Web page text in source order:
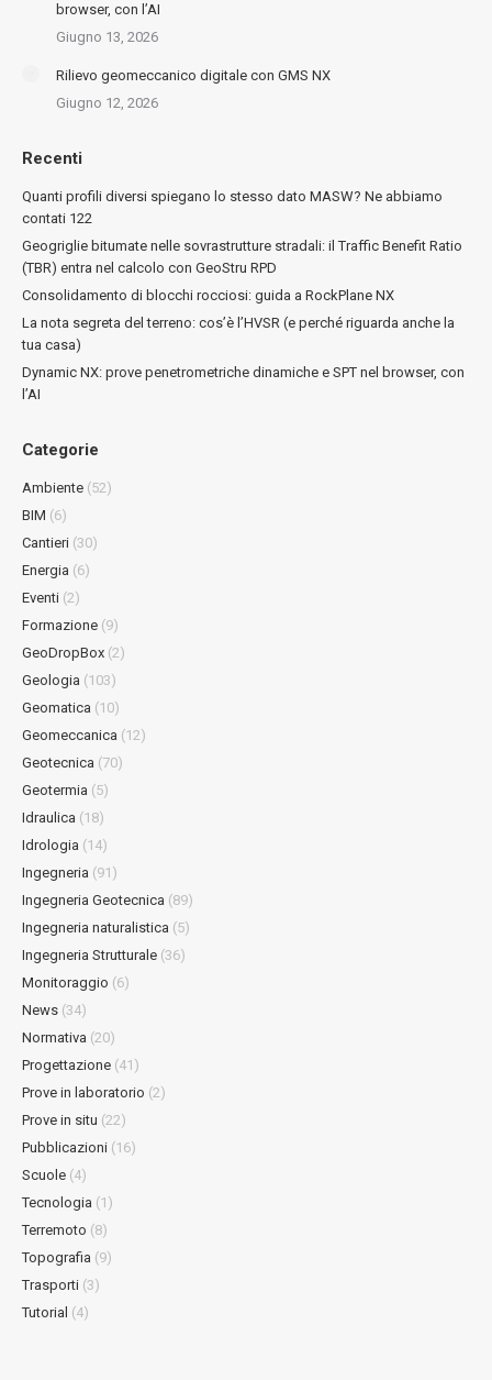
browser, con l’AI
Giugno 13, 2026
Rilievo geomeccanico digitale con GMS NX
Giugno 12, 2026
Recenti
Quanti profili diversi spiegano lo stesso dato MASW? Ne abbiamo
contati 122
Geogriglie bitumate nelle sovrastrutture stradali: il Traffic Benefit Ratio
(TBR) entra nel calcolo con GeoStru RPD
Consolidamento di blocchi rocciosi: guida a RockPlane NX
La nota segreta del terreno: cos’è l’HVSR (e perché riguarda anche la
tua casa)
Dynamic NX: prove penetrometriche dinamiche e SPT nel browser, con
l’AI
Categorie
Ambiente (52)
BIM (6)
Cantieri (30)
Energia (6)
Eventi (2)
Formazione (9)
GeoDropBox (2)
Geologia (103)
Geomatica (10)
Geomeccanica (12)
Geotecnica (70)
Geotermia (5)
Idraulica (18)
Idrologia (14)
Ingegneria (91)
Ingegneria Geotecnica (89)
Ingegneria naturalistica (5)
Ingegneria Strutturale (36)
Monitoraggio (6)
News (34)
Normativa (20)
Progettazione (41)
Prove in laboratorio (2)
Prove in situ (22)
Pubblicazioni (16)
Scuole (4)
Tecnologia (1)
Terremoto (8)
Topografia (9)
Trasporti (3)
Tutorial (4)